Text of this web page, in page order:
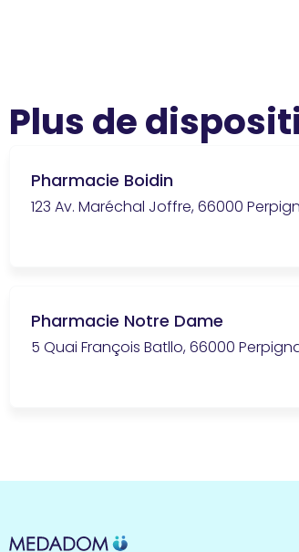
Plus de
Pharmacie Boidin
123 Av. Maréchal Joffre, 66000
Pharmacie Notre Dame
5 Quai François Batllo, 66000